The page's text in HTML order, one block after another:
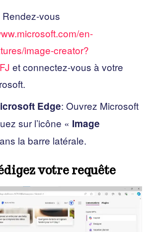
Rendez-vous
en-
image-creator?
et connectez-vous à votre
Edge: Ouvrez Microsoft
sur l’icône « Image
la barre latérale.
votre requête